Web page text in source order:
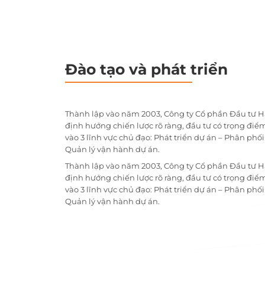
Đào tạo và phát triển
Thành lập vào năm 2003, Công ty Cổ phần Đầu tư
định hướng chiến lược rõ ràng, đầu tư có trọng
vào 3 lĩnh vực chủ đạo: Phát triển dự án – Phân
Quản lý vận hành dự án.
Thành lập vào năm 2003, Công ty Cổ phần Đầu tư
định hướng chiến lược rõ ràng, đầu tư có trọng
vào 3 lĩnh vực chủ đạo: Phát triển dự án – Phân
Quản lý vận hành dự án.